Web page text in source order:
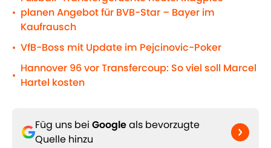
• planen Angebot für BVB-Star – Bayer im
Kaufrausch
• VfB-Boss mit Update im Pejcinovic-Poker
•
Hannover 96 vor Transfercoup: So viel soll Marcel
Hartel kosten
Füg uns bei Googleals bevorzugte
Quelle hinzu